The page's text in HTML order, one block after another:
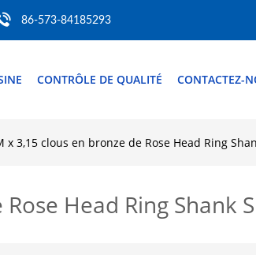
86-573-84185293
CONTRÔLE DE QUALITÉ CONTACTEZ-
x 3,15 clous en bronze de Rose Head Ring
Head Ring